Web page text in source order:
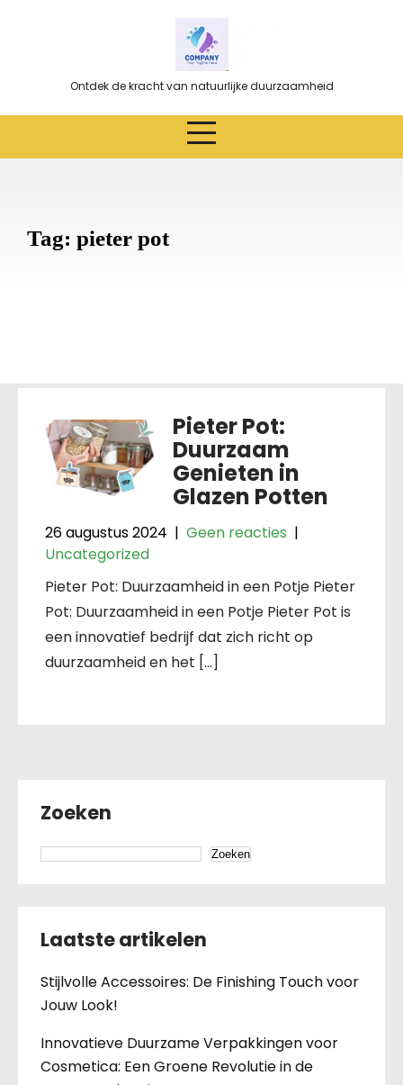
Ontdek de kracht van natuurlijke duurzaamheid
Tag: pieter pot
Pieter Pot:
Duurzaam
Genieten in
Glazen Potten
26 augustus 2024 | Geen reacties |
Uncategorized
Pieter Pot: Duurzaamheid in een Potje Pieter
Pot: Duurzaamheid in een Potje Pieter Pot is
een innovatief bedrijf dat zich richt op
duurzaamheid en het […]
Zoeken
Zoeken
Laatste artikelen
Stijlvolle Accessoires: De Finishing Touch voor
Jouw Look!
Innovatieve Duurzame Verpakkingen voor
Cosmetica: Een Groene Revolutie in de